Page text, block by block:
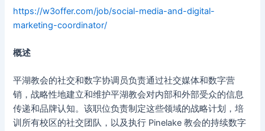
https://w3offer.com/job/social-media-and-digital-
marketing-coordinator/
概述
平湖教会的社交和数字协调员负责通过社交媒体和数字营
销，战略性地建立和维护平湖教会对内部和外部受众的信息
传递和品牌认知。该职位负责制定这些领域的战略计划，培
训所有校区的社交团队，以及执行 Pinelake 教会的持续数字